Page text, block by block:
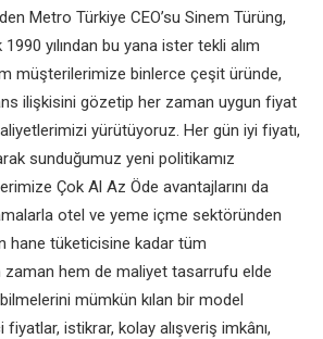
Metro Türkiye CEO’su Sinem Türüng,
yılından bu yana ister tekli alım
müşterilerimize binlerce çeşit üründe,
ilişkisini gözetip her zaman uygun fiyat
yürütüyoruz. Her gün iyi fiyatı,
sunduğumuz yeni politikamız
Çok Al Az Öde avantajlarını da
otel ve yeme içme sektöründen
hane tüketicisine kadar tüm
hem de maliyet tasarrufu elde
mümkün kılan bir model
istikrar, kolay alışveriş imkânı,